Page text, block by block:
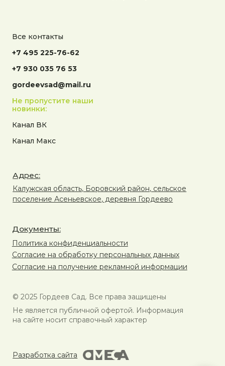
Все контакты
+7 495 225-76-62
+7 930 035 76 53
gordeevsad@mail.ru
Не пропустите наши
новинки:
Канал ВК
Канал Макс